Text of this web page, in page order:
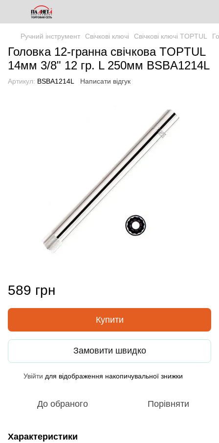
Ручний інструмент Свічкові ключі Свічкові ключі TOPTUL
Головка 12-гранна свічкова TOPTUL
14мм 3/8" 12 гр. L 250мм BSBA1214L
Артикул: BSBA1214L Написати відгук
589 грн
Купити
Замовити швидко
Увійти для відображення накопичувальної знижки
До обраного Порівняти
Характеристики